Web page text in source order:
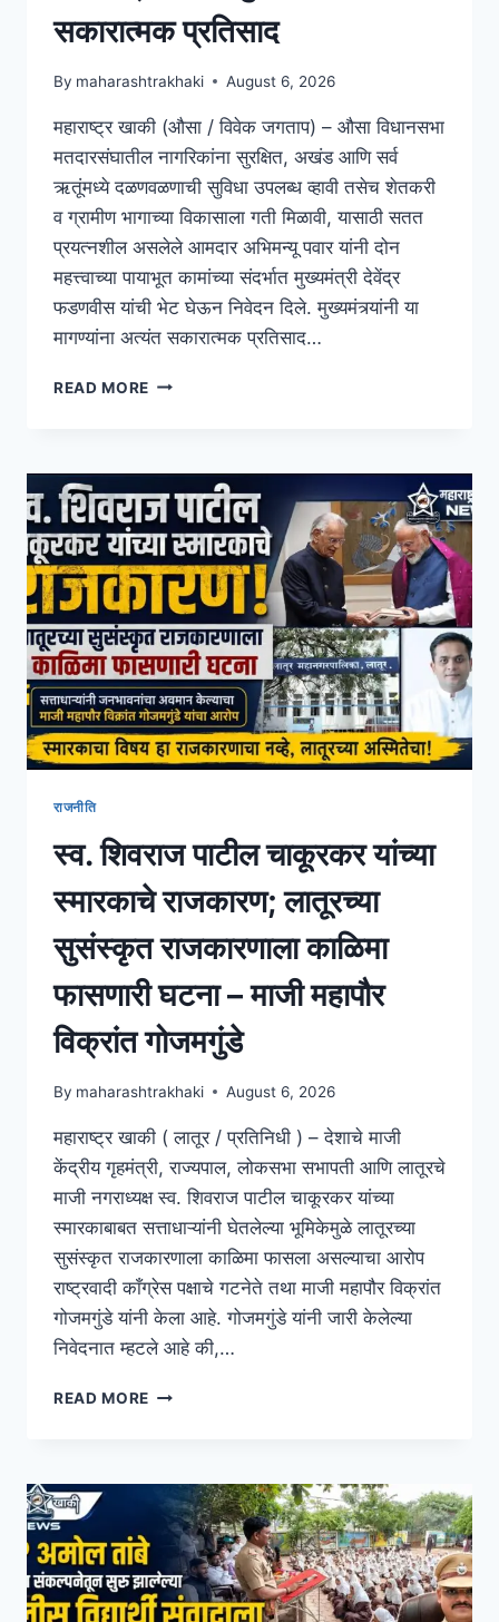
सकारात्मक प्रतिसाद
By maharashtrakhaki August 6, 2026
महाराष्ट्र खाकी (औसा / विवेक जगताप) – औसा विधानसभा
मतदारसंघातील नागरिकांना सुरक्षित, अखंड आणि सर्व
ऋतूंमध्ये दळणवळणाची सुविधा उपलब्ध व्हावी तसेच शेतकरी
व ग्रामीण भागाच्या विकासाला गती मिळावी, यासाठी सतत
प्रयत्नशील असलेले आमदार अभिमन्यू पवार यांनी दोन
महत्त्वाच्या पायाभूत कामांच्या संदर्भात मुख्यमंत्री देवेंद्र
फडणवीस यांची भेट घेऊन निवेदन दिले. मुख्यमंत्र्यांनी या
मागण्यांना अत्यंत सकारात्मक प्रतिसाद…
READ MORE
राजनीति
स्व. शिवराज पाटील चाकूरकर यांच्या
स्मारकाचे राजकारण; लातूरच्या
सुसंस्कृत राजकारणाला काळिमा
फासणारी घटना – माजी महापौर
विक्रांत गोजमगुंडे
By maharashtrakhaki August 6, 2026
महाराष्ट्र खाकी ( लातूर / प्रतिनिधी ) – देशाचे माजी
केंद्रीय गृहमंत्री, राज्यपाल, लोकसभा सभापती आणि लातूरचे
माजी नगराध्यक्ष स्व. शिवराज पाटील चाकूरकर यांच्या
स्मारकाबाबत सत्ताधाऱ्यांनी घेतलेल्या भूमिकेमुळे लातूरच्या
सुसंस्कृत राजकारणाला काळिमा फासला असल्याचा आरोप
राष्ट्रवादी काँग्रेस पक्षाचे गटनेते तथा माजी महापौर विक्रांत
गोजमगुंडे यांनी केला आहे. गोजमगुंडे यांनी जारी केलेल्या
निवेदनात म्हटले आहे की,…
READ MORE